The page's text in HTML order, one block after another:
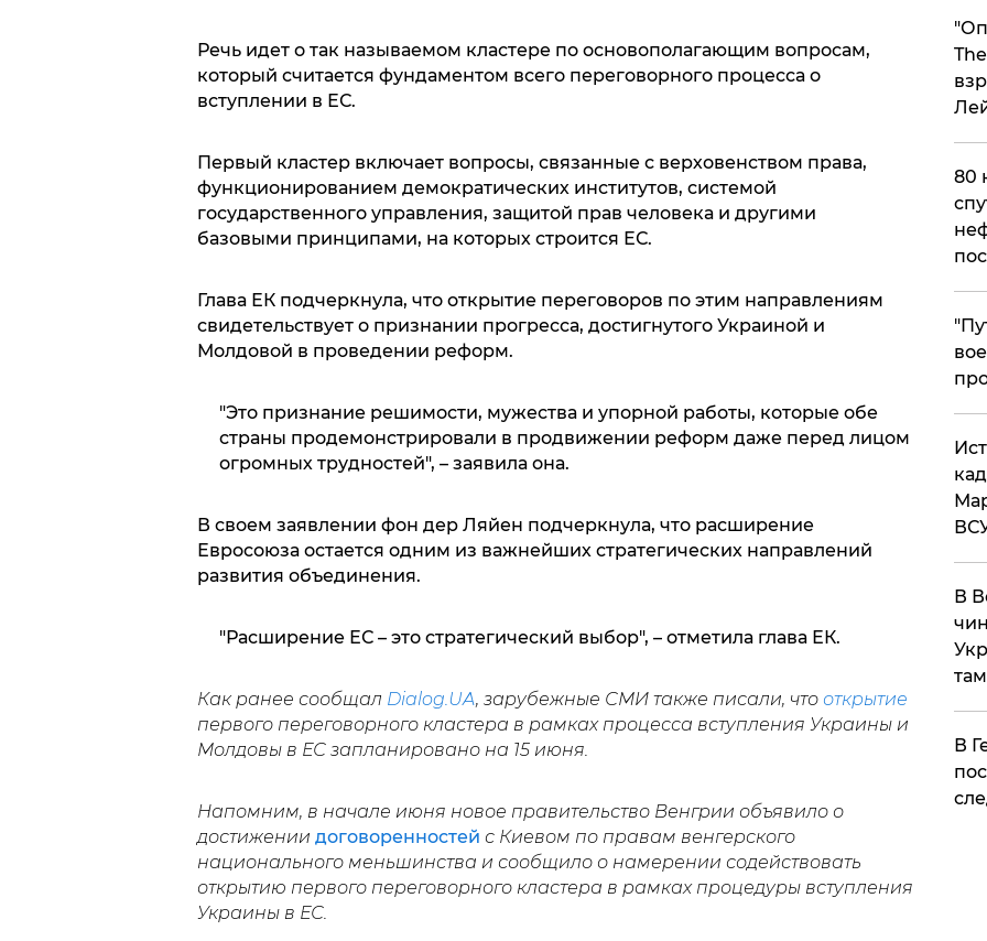
Речь идет о так называемом кластере по основополагающим вопросам,
который считается фундаментом всего переговорного процесса о
вступлении в ЕС.
Первый кластер включает вопросы, связанные с верховенством права,
функционированием демократических институтов, системой
государственного управления, защитой прав человека и другими
базовыми принципами, на которых строится ЕС.
Глава ЕК подчеркнула, что открытие переговоров по этим направлениям
свидетельствует о признании прогресса, достигнутого Украиной и
Молдовой в проведении реформ.
"Это признание решимости, мужества и упорной работы, которые обе
страны продемонстрировали в продвижении реформ даже перед лицом
огромных трудностей", – заявила она.
В своем заявлении фон дер Ляйен подчеркнула, что расширение
Евросоюза остается одним из важнейших стратегических направлений
развития объединения.
"Расширение ЕС – это стратегический выбор", – отметила глава ЕК.
Как ранее сообщал Dialog.UA, зарубежные СМИ также писали, что открытие
первого переговорного кластера в рамках процесса вступления Украины и
Молдовы в ЕС запланировано на 15 июня.
Напомним, в начале июня новое правительство Венгрии объявило о
достижении договоренностей с Киевом по правам венгерского
национального меньшинства и сообщило о намерении содействовать
открытию первого переговорного кластера в рамках процедуры вступления
Украины в ЕС.
80
В
​В